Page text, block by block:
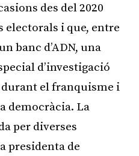
des del 2020
i que, entre
banc d’ADN, una
d’investigació
durant el franquisme i
democràcia. La
per diverses
presidenta de